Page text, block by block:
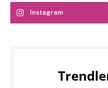
Instagram